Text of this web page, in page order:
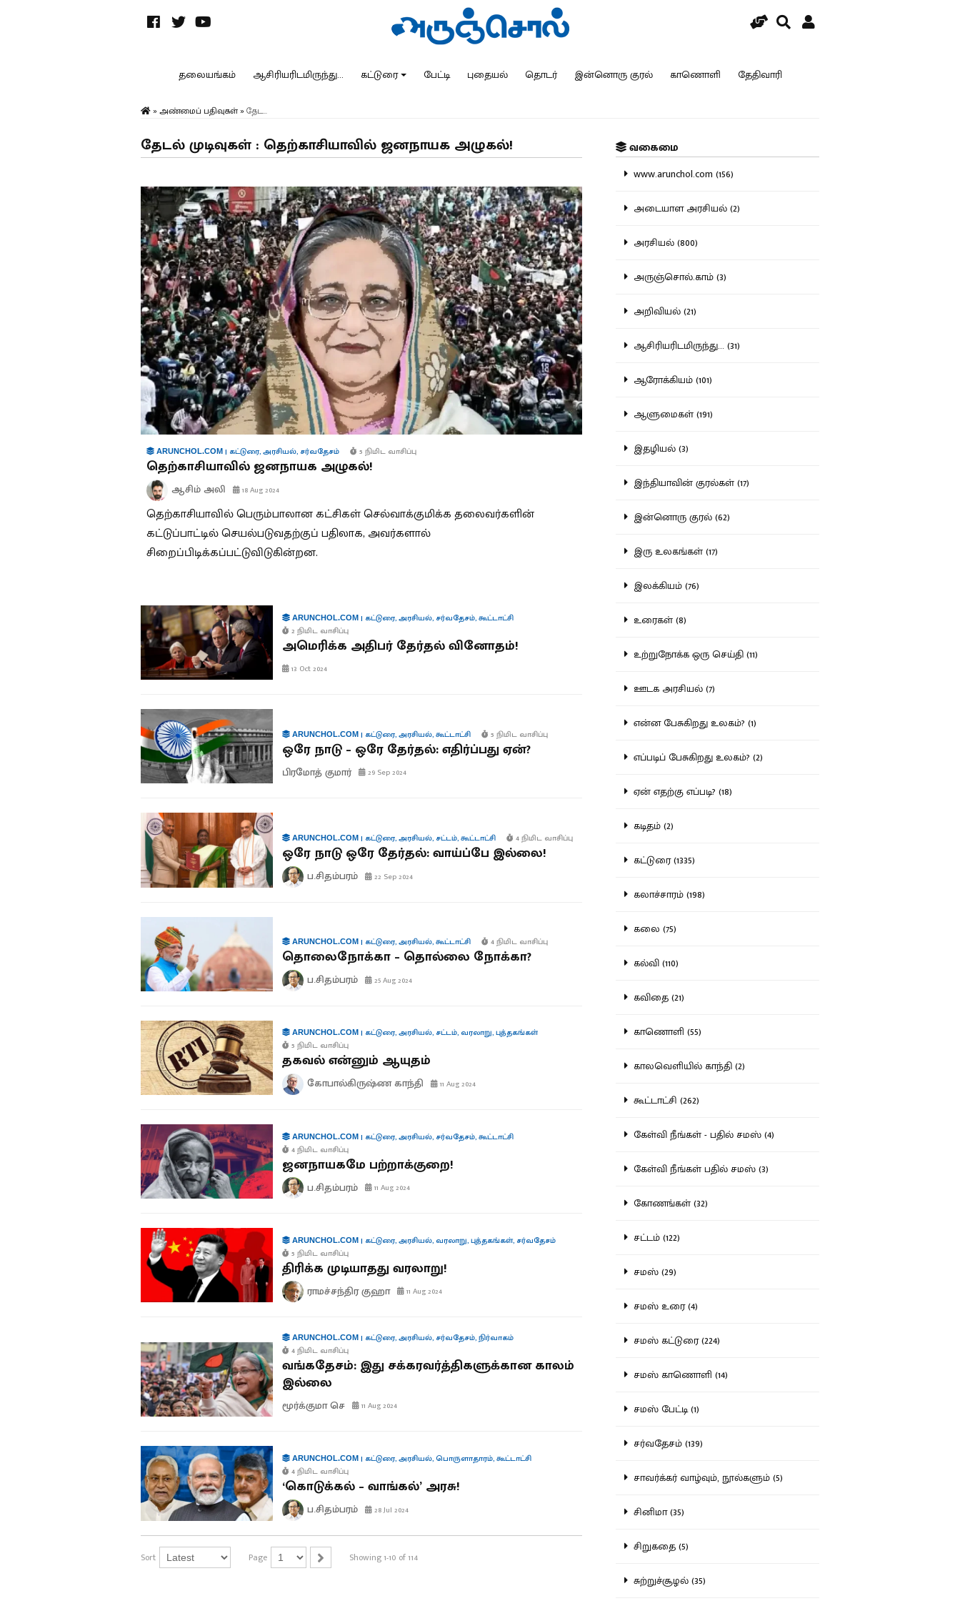
தலையங்கம் ஆசிரியரிடமிருந்து... கட்டுரை பேட்டி புதையல் தொடர் இன்னொரு குரல் காணொளி தேதிவாரி
» அண்மைப் பதிவுகள்» தேட...
தேடல் முடிவுகள் : தெற்காசியாவில் ஜனநாயக அழுகல்!
ARUNCHOL.COM | கட்டுரை,அரசியல், சர்வதேசம் 5 நிமிட வாசிப்பு
தெற்காசியாவில் ஜனநாயக அழுகல்!
ஆசிம் அலி 18 Aug 2024
தெற்காசியாவில் பெரும்பாலான கட்சிகள் செல்வாக்குமிக்க தலைவர்களின்
கட்டுப்பாட்டில் செயல்படுவதற்குப் பதிலாக, அவர்களால்
சிறைப்பிடிக்கப்பட்டுவிடுகின்றன.
ARUNCHOL.COM| கட்டுரை,அரசியல், சர்வதேசம்,கூட்டாட்சி
2 நிமிட வாசிப்பு
அமெரிக்க அதிபர் தேர்தல் வினோதம்!
13 Oct 2024
ARUNCHOL.COM| கட்டுரை,அரசியல்,கூட்டாட்சி 5 நிமிட வாசிப்பு
ஒரே நாடு – ஒரே தேர்தல்: எதிர்ப்பது ஏன்?
பிரமோத் குமார் 29 Sep 2024
ARUNCHOL.COM| கட்டுரை,அரசியல், சட்டம்,கூட்டாட்சி 4 நிமிட வாசிப்பு
ஒரே நாடு ஒரே தேர்தல்: வாய்ப்பே இல்லை!
ப.சிதம்பரம் 22 Sep 2024
ARUNCHOL.COM| கட்டுரை,அரசியல்,கூட்டாட்சி 4 நிமிட வாசிப்பு
தொலைநோக்கா – தொல்லை நோக்கா?
ப.சிதம்பரம் 25 Aug 2024
ARUNCHOL.COM| கட்டுரை,அரசியல், சட்டம், வரலாறு,புத்தகங்கள்
5 நிமிட வாசிப்பு
தகவல் என்னும் ஆயுதம்
கோபால்கிருஷ்ண காந்தி 11 Aug 2024
ARUNCHOL.COM| கட்டுரை,அரசியல், சர்வதேசம்,கூட்டாட்சி
4 நிமிட வாசிப்பு
ஜனநாயகமே பற்றாக்குறை!
ப.சிதம்பரம் 11 Aug 2024
ARUNCHOL.COM| கட்டுரை,அரசியல், வரலாறு,புத்தகங்கள், சர்வதேசம்
5 நிமிட வாசிப்பு
திரிக்க முடியாதது வரலாறு!
ராமச்சந்திர குஹா 11 Aug 2024
ARUNCHOL.COM| கட்டுரை,அரசியல், சர்வதேசம்,நிர்வாகம்
4 நிமிட வாசிப்பு
வங்கதேசம்: இது சக்கரவர்த்திகளுக்கான காலம்
இல்லை
மூர்க்குமா செ 11 Aug 2024
ARUNCHOL.COM| கட்டுரை,அரசியல்,பொருளாதாரம்,கூட்டாட்சி
4 நிமிட வாசிப்பு
‘கொடுக்கல் – வாங்கல்’ அரசு!
ப.சிதம்பரம் 28 Jul 2024
Sort Page Showing 1-10 of 114
வகைமை
www.arunchol.com (156)
அடையாள அரசியல் (2)
அரசியல் (800)
அருஞ்சொல்.காம் (3)
அறிவியல் (21)
ஆசிரியரிடமிருந்து... (31)
ஆரோக்கியம் (101)
ஆளுமைகள் (191)
இதழியல் (3)
இந்தியாவின் குரல்கள் (17)
இன்னொரு குரல் (62)
இரு உலகங்கள் (17)
இலக்கியம் (76)
உரைகள் (8)
உற்றுநோக்க ஒரு செய்தி (11)
ஊடக அரசியல் (7)
என்ன பேசுகிறது உலகம்? (1)
எப்படிப் பேசுகிறது உலகம்? (2)
ஏன் எதற்கு எப்படி? (18)
கடிதம் (2)
கட்டுரை (1335)
கலாச்சாரம் (198)
கலை (75)
கல்வி (110)
கவிதை (21)
காணொளி (55)
காலவெளியில் காந்தி (2)
கூட்டாட்சி (262)
கேள்வி நீங்கள் - பதில் சமஸ் (4)
கேள்வி நீங்கள் பதில் சமஸ் (3)
கோணங்கள் (32)
சட்டம் (122)
சமஸ் (29)
சமஸ் உரை (4)
சமஸ் கட்டுரை (224)
சமஸ் காணொளி (14)
சமஸ் பேட்டி (1)
சர்வதேசம் (139)
சாவர்க்கர் வாழ்வும், நூல்களும் (5)
சினிமா (35)
சிறுகதை (5)
சுற்றுச்சூழல் (35)